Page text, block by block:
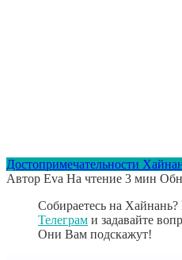
Достопримечательности
Автор Eva На чтение 3 мин
Собираетесь на Хайнань?
Телеграм и задавайте
Они Вам подскажут!